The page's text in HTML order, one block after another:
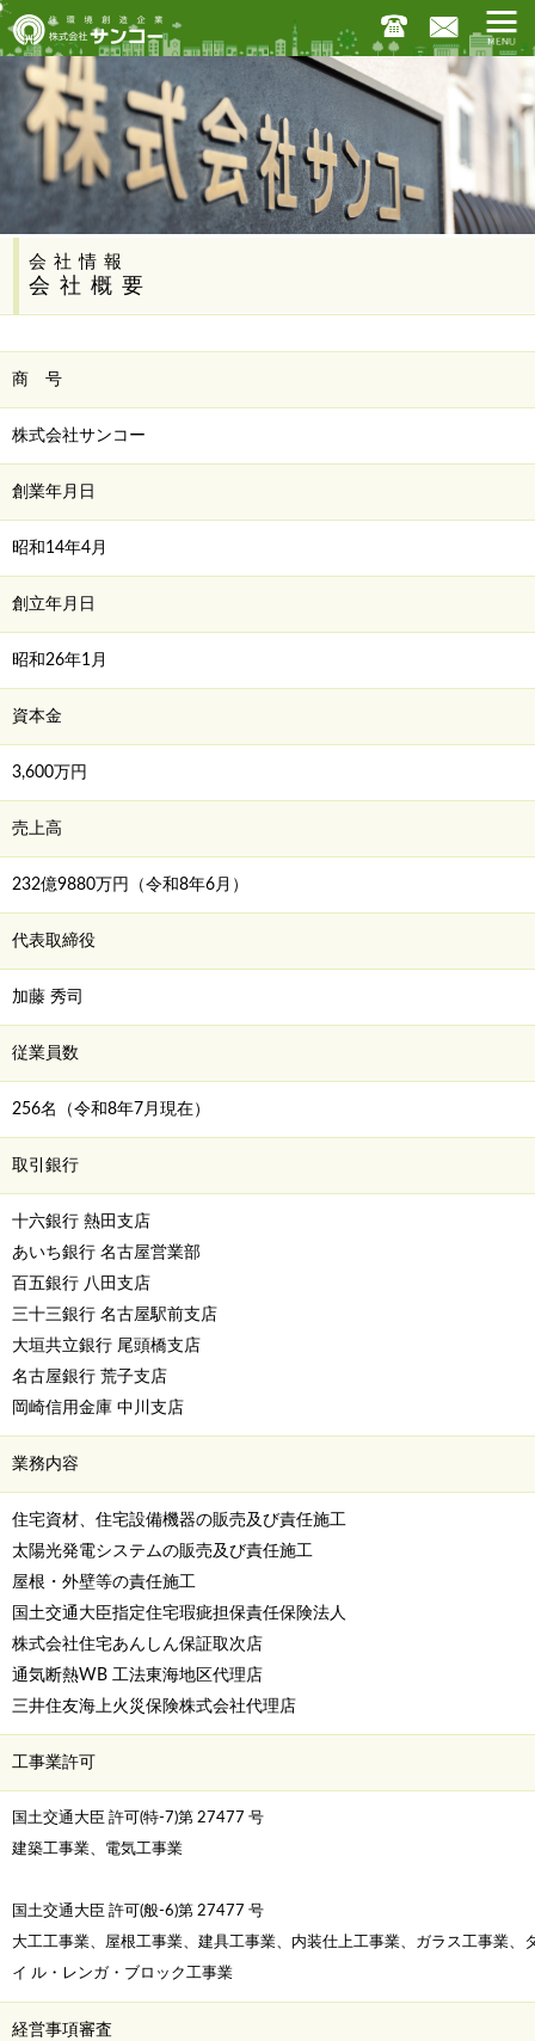
会社情報
会社概要
商 号
株式会社サンコー
創業年月日
昭和14年4月
創立年月日
昭和26年1月
資本金
3,600万円
売上高
232億9880万円（令和8年6月）
代表取締役
加藤 秀司
従業員数
256名（令和8年7月現在）
取引銀行
十六銀行 熱田支店
あいち銀行 名古屋営業部
百五銀行 八田支店
三十三銀行 名古屋駅前支店
大垣共立銀行 尾頭橋支店
名古屋銀行 荒子支店
岡崎信用金庫 中川支店
業務内容
住宅資材、住宅設備機器の販売及び責任施工
太陽光発電システムの販売及び責任施工
屋根・外壁等の責任施工
国土交通大臣指定住宅瑕疵担保責任保険法人
株式会社住宅あんしん保証取次店
通気断熱WB 工法東海地区代理店
三井住友海上火災保険株式会社代理店
工事業許可
国土交通大臣 許可(特-7)第 27477 号
建築工事業、電気工事業
国土交通大臣 許可(般-6)第 27477 号
大工工事業、屋根工事業、建具工事業、内装仕上工事業、ガラス工事業、
イ ル・レンガ・ブロック工事業
経営事項審査